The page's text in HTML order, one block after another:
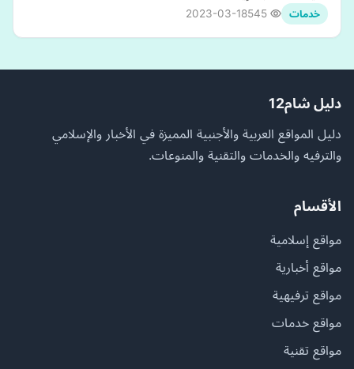
خدمات 2023-03-18
دليل شام12
دليل المواقع العربية والأجنبية المميزة في الأخبار والإسلامي
والترفيه والخدمات والتقنية والمنوعات.
الأقسام
مواقع إسلامية
مواقع أخبارية
مواقع ترفيهية
مواقع خدمات
مواقع تقنية